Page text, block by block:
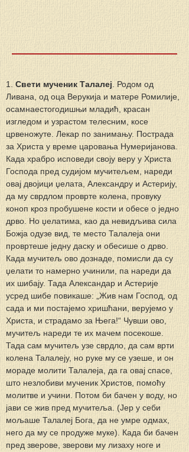
1. Свети мученик Талалеј . Родом од
Ливана, од оца Верукија и матере Ромилије,
осамнаестогодишњи младић, красан
изгледом и узрастом телесним, косе
црвеножуте. Лекар по занимању. Пострада
за Христа у време царовања Нумеријанова.
Када храбро исповеди своју веру у Христа
Господа пред судијом мучитељем, нареди
овај двојици џелата, Александру и Астерију,
да му сврдлом проврте колена, провуку
коноп кроз пробушене кости и обесе о једно
дрво. Но џелатима, као да невидљива сила
Божја одузе вид, те место Талалеја они
провртеше једну даску и обесише о дрво.
Када мучитељ ово дознаде, помисли да су
џелати то намерно учинили, па нареди да
их шибају. Тада Александар и Астерије
усред шибе повикаше: „Жив нам Господ, од
сада и ми постајемо хришћани, верујемо у
Христа, и страдамо за Њега!“ Чувши ово,
мучитељ нареди те их мачем посекоше.
Тада сам мучитељ узе сврдло, да сам врти
колена Талалеју, но руке му се узеше, и он
мораде молити Талалеја, да га овај спасе,
што незлобиви мученик Христов, помоћу
молитве и учини. Потом би бачен у воду, но
јави се жив пред мучитеља. (Јер у себи
мољаше Талалеј Бога, да не умре одмах,
него да му се продуже муке). Када би бачен
пред зверове, зверови му лизаху ноге и